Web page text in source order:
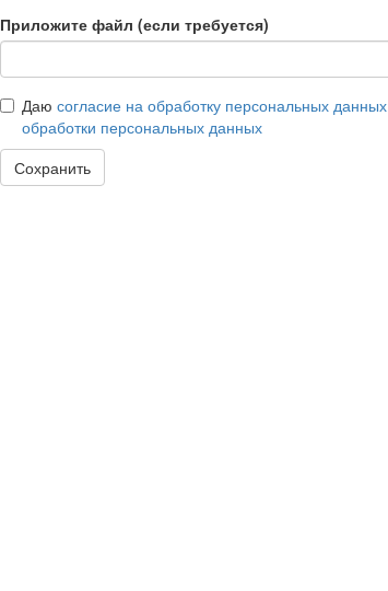
Приложите файл (если требуется)
Даю согласие на обработку персональных данных
обработки персональных данных
Сохранить